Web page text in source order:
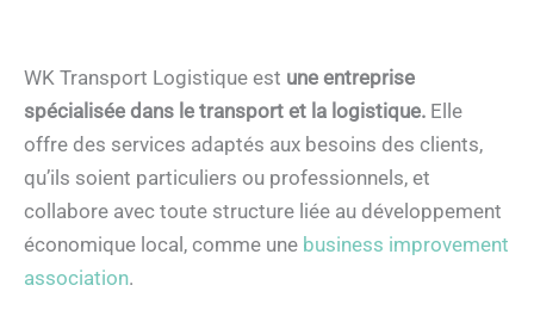
WK Transport Logistique est une entreprise
spécialisée dans le transport et la logistique. Elle
offre des services adaptés aux besoins des clients,
qu’ils soient particuliers ou professionnels, et
collabore avec toute structure liée au développement
économique local, comme une business improvement
association.